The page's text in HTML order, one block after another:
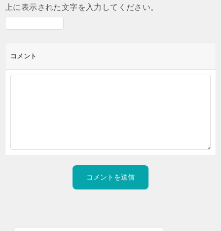
上に表示された文字を入力してください。
コメント